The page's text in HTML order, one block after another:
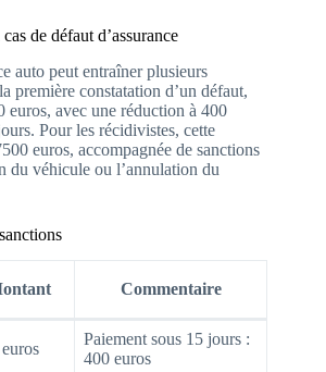
de défaut d’assurance
auto peut entraîner plusieurs
première constatation d’un défaut,
euros, avec une réduction à 400
Pour les récidivistes, cette
euros, accompagnée de sanctions
du véhicule ou l’annulation du
Commentaire
Paiement sous 15 jours :
400 euros